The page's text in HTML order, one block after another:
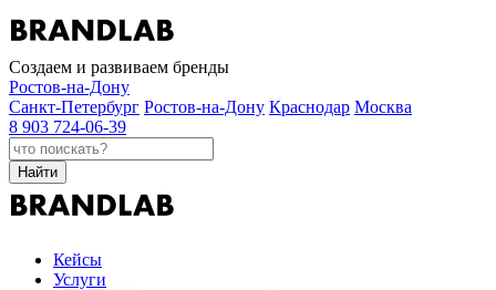
Создаем и развиваем бренды
Ростов-на-Дону
Санкт-Петербург Ростов-на-Дону Краснодар Москва
8 903 724-06-39
Найти
Кейсы
Услуги